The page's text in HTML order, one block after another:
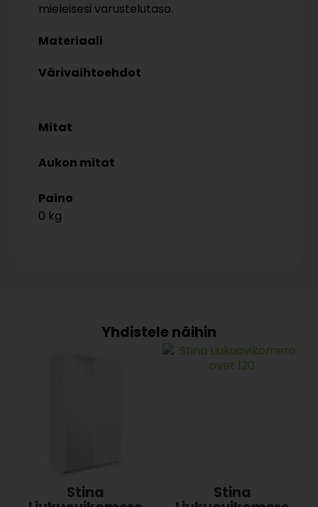
mieleisesi varustelutaso.
Materiaali
Värivaihtoehdot
Mitat
Aukon mitat
Paino
0 kg
Stina Stina